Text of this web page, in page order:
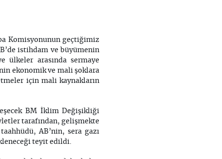
Komisyonunun geçtiğimiz
istihdam ve büyümenin
ülkeler arasında sermaye
ekonomik ve mali şoklara
için mali kaynakların
BM İklim Değişikliği
tarafından, gelişmekte
AB’nin, sera gazı
teyit edildi.